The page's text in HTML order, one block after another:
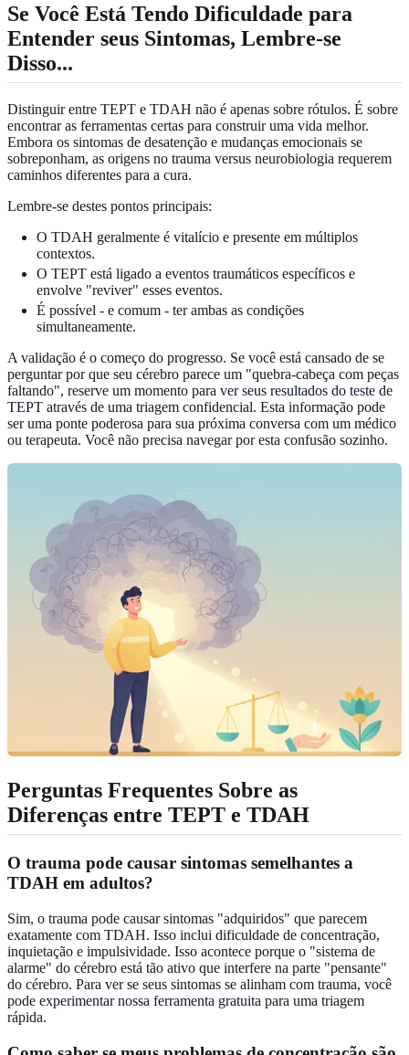
Se Você Está Tendo Dificuldade para
Entender seus Sintomas, Lembre-se
Disso...
Distinguir entre TEPT e TDAH não é apenas sobre rótulos. É sobre
encontrar as ferramentas certas para construir uma vida melhor.
Embora os sintomas de desatenção e mudanças emocionais se
sobreponham, as origens no trauma versus neurobiologia requerem
caminhos diferentes para a cura.
Lembre-se destes pontos principais:
O TDAH geralmente é vitalício e presente em múltiplos
contextos.
O TEPT está ligado a eventos traumáticos específicos e
envolve "reviver" esses eventos.
É possível - e comum - ter ambas as condições
simultaneamente.
A validação é o começo do progresso. Se você está cansado de se
perguntar por que seu cérebro parece um "quebra-cabeça com peças
faltando", reserve um momento para ver seus resultados do teste de
TEPT através de uma triagem confidencial. Esta informação pode
ser uma ponte poderosa para sua próxima conversa com um médico
ou terapeuta. Você não precisa navegar por esta confusão sozinho.
Perguntas Frequentes Sobre as
Diferenças entre TEPT e TDAH
O trauma pode causar sintomas semelhantes a
TDAH em adultos?
Sim, o trauma pode causar sintomas "adquiridos" que parecem
exatamente com TDAH. Isso inclui dificuldade de concentração,
inquietação e impulsividade. Isso acontece porque o "sistema de
alarme" do cérebro está tão ativo que interfere na parte "pensante"
do cérebro. Para ver se seus sintomas se alinham com trauma, você
pode experimentar nossa ferramenta gratuita para uma triagem
rápida.